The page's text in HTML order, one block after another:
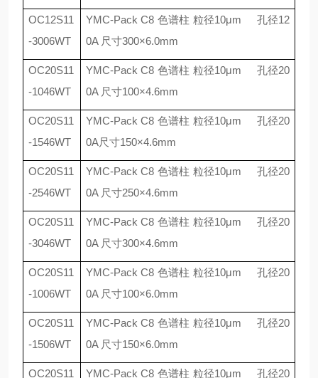
OC12S11
-3006WT
YMC-Pack C8 色谱柱 粒径10μm 孔径12
0A 尺寸300×6.0mm
OC20S11
-1046WT
YMC-Pack C8 色谱柱 粒径10μm 孔径20
0A 尺寸100×4.6mm
OC20S11
-1546WT
YMC-Pack C8 色谱柱 粒径10μm 孔径20
0A尺寸150×4.6mm
OC20S11
-2546WT
YMC-Pack C8 色谱柱 粒径10μm 孔径20
0A 尺寸250×4.6mm
OC20S11
-3046WT
YMC-Pack C8 色谱柱 粒径10μm 孔径20
0A 尺寸300×4.6mm
OC20S11
-1006WT
YMC-Pack C8 色谱柱 粒径10μm 孔径20
0A 尺寸100×6.0mm
OC20S11
-1506WT
YMC-Pack C8 色谱柱 粒径10μm 孔径20
0A 尺寸150×6.0mm
OC20S11 YMC-Pack C8 色谱柱 粒径10μm 孔径20